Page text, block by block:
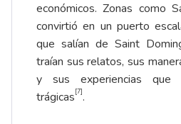
económicos. Zonas como
convirtió en un puerto
que salían de Saint
traían sus relatos, sus
y sus experiencias que
trágicas[7].